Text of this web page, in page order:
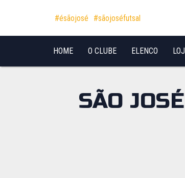
Pular para o conteúdo
#ésãojosé #sãojoséfutsal
HOME O CLUBE ELENCO
SÃO